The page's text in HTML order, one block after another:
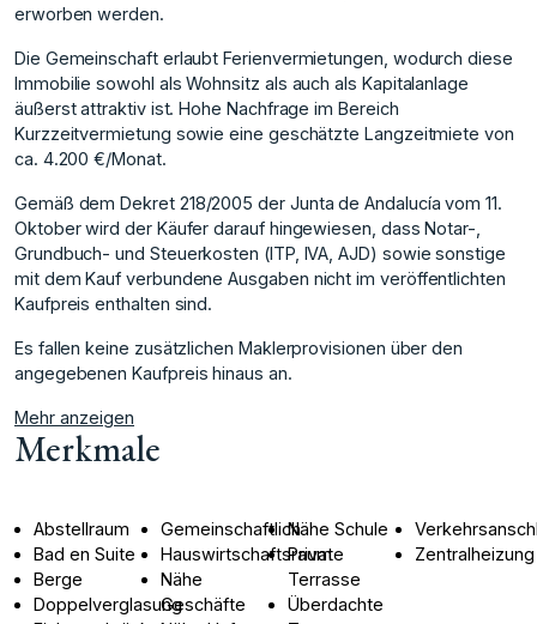
erworben werden.
Die Gemeinschaft erlaubt Ferienvermietungen, wodurch diese
Immobilie sowohl als Wohnsitz als auch als Kapitalanlage
äußerst attraktiv ist. Hohe Nachfrage im Bereich
Kurzzeitvermietung sowie eine geschätzte Langzeitmiete von
ca. 4.200 €/Monat.
Gemäß dem Dekret 218/2005 der Junta de Andalucía vom 11.
Oktober wird der Käufer darauf hingewiesen, dass Notar-,
‌Grundbuch- ‌und ‌Steuerkosten ‌(ITP, ‌IVA, AJD) sowie ‌sonstige
‌mit dem Kauf ‌verbundene ‌Ausgaben ‌nicht ‌im ‌veröffentlichten
‌Kaufpreis enthalten ‌sind.
Es fallen ‌keine zusätzlichen Maklerprovisionen ‌über ‌den
‌angegebenen ‌Kaufpreis ‌hinaus ‌an.
Mehr anzeigen
Merkmale
Abstellraum
Bad en Suite
Berge
Doppelverglasung
Gemeinschaftlich
Hauswirtschaftsraum
Nähe
Geschäfte
Nähe Schule
Private
Terrasse
Überdachte
Zentralheizung